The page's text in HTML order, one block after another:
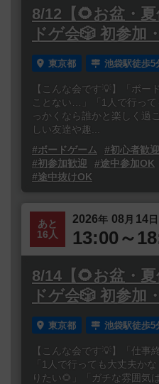
8/12【🌻お盆・
ドゲ会🎲 初参加
東京都 池袋駅徒歩5
【こんな会です💡】「ボー
ことない…」「1人で行っ
っかくなら誰かと楽しく過
しい友達や趣...
#ボードゲーム
#初心者歓迎
#初参加歓迎
#途中参加OK
#途中抜けOK
あと
16人
2026年 08 月 14日
13:00～
8/14【🌻お盆・
ドゲ会🎲 初参加
東京都 池袋駅徒歩5
【こんな会です💡】「仕事
「1人で行っても大丈夫か
りたい🌻」「ガチな雰囲気